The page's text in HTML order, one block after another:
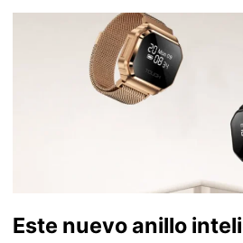
Este nuevo anillo